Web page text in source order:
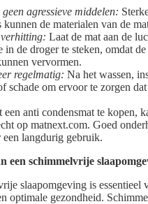
agressieve middelen:
kunnen de materialen van de
Laat de mat aan de
in de droger te steken, omdat
vervormen.
regelmatig: Na het wassen,
schade om ervoor te zorgen
een anti condensmat te kopen,
op matnext.com. Goed
een langdurig gebruik.
een schimmelvrije
slaapomgeving is essentieel
optimale gezondheid.